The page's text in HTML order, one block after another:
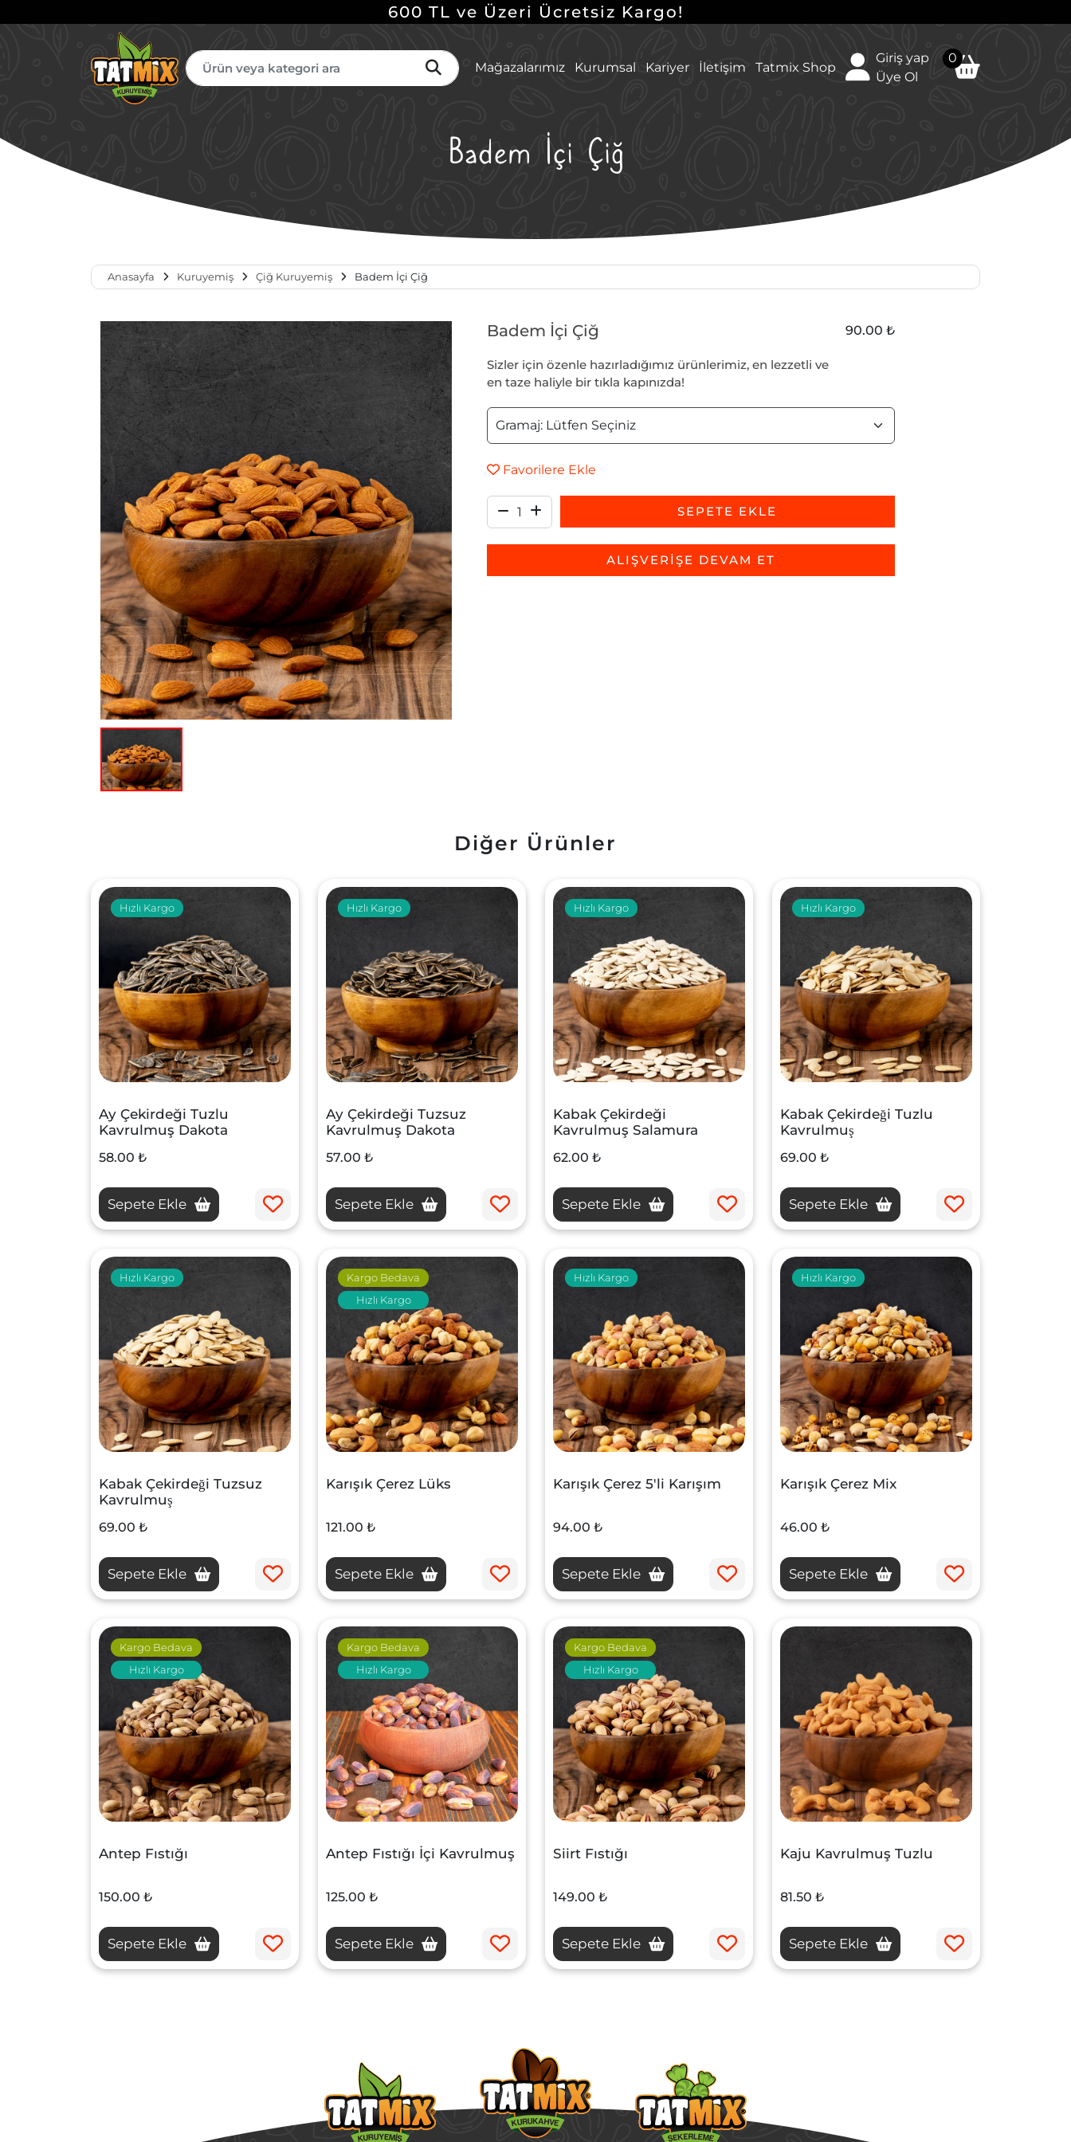
600 TL ve Üzeri Ücretsiz Kargo!
Mağazalarımız Kurumsal Kariyer İletişim Tatmix Shop
Giriş yap
Üye Ol
0
Badem İçi Çiğ
Anasayfa Kuruyemiş Çiğ Kuruyemiş Badem İçi Çiğ
Badem İçi Çiğ 90.00 ₺
Sizler için özenle hazırladığımız ürünlerimiz, en lezzetli ve
en taze haliyle bir tıkla kapınızda!
Favorilere Ekle
SEPETE EKLE
ALIŞVERİŞE DEVAM ET
Diğer Ürünler
Hızlı Kargo
Ay Çekirdeği Tuzlu
Kavrulmuş Dakota
58.00 ₺
Sepete Ekle
Hızlı Kargo
Ay Çekirdeği Tuzsuz
Kavrulmuş Dakota
57.00 ₺
Sepete Ekle
Hızlı Kargo
Kabak Çekirdeği
Kavrulmuş Salamura
62.00 ₺
Sepete Ekle
Hızlı Kargo
Kabak Çekirdeği Tuzlu
Kavrulmuş
69.00 ₺
Sepete Ekle
Hızlı Kargo
Kabak Çekirdeği Tuzsuz
Kavrulmuş
69.00 ₺
Sepete Ekle
Kargo Bedava
Hızlı Kargo
Karışık Çerez Lüks
121.00 ₺
Sepete Ekle
Hızlı Kargo
Karışık Çerez 5'li Karışım
94.00 ₺
Sepete Ekle
Hızlı Kargo
Karışık Çerez Mix
46.00 ₺
Sepete Ekle
Kargo Bedava
Hızlı Kargo
Antep Fıstığı
150.00 ₺
Sepete Ekle
Kargo Bedava
Hızlı Kargo
Antep Fıstığı İçi Kavrulmuş
125.00 ₺
Sepete Ekle
Kargo Bedava
Hızlı Kargo
Siirt Fıstığı
149.00 ₺
Sepete Ekle
Kaju Kavrulmuş Tuzlu
81.50 ₺
Sepete Ekle